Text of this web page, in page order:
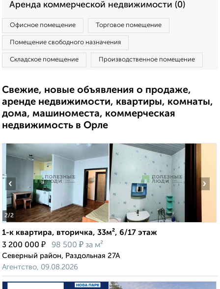
Аренда коммерческой недвижимости (0)
Офисное помещение Торговое помещение
Помещение свободного назначения
Складское помещение Производственное помещение
Свежие, новые объявления о продаже,
аренде недвижимости, квартиры, комнаты,
дома, машиноместа, коммерческая
недвижимость в Орле
2/2
‹ ›
1-к квартира, вторичка, 33м², 6/17 этаж
3 200 000 ₽ 98 500 ₽ за м²
Северный район, Раздольная 27А
Агентство, 09.08.2026